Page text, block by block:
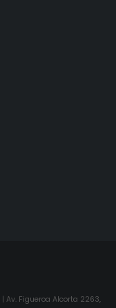
| Av. Figueroa Alcorta 2263,